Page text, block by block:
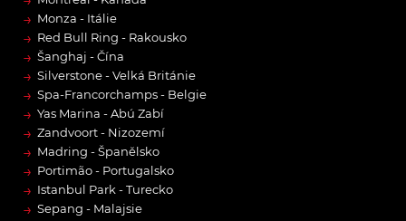
→ Monza - Itálie
→ Red Bull Ring - Rakousko
→ Šanghaj - Čína
→ Silverstone - Velká Británie
→ Spa-Francorchamps - Belgie
→ Yas Marina - Abú Zabí
→ Zandvoort - Nizozemí
→ Madring - Španělsko
→ Portimão - Portugalsko
→ Istanbul Park - Turecko
→ Sepang - Malajsie